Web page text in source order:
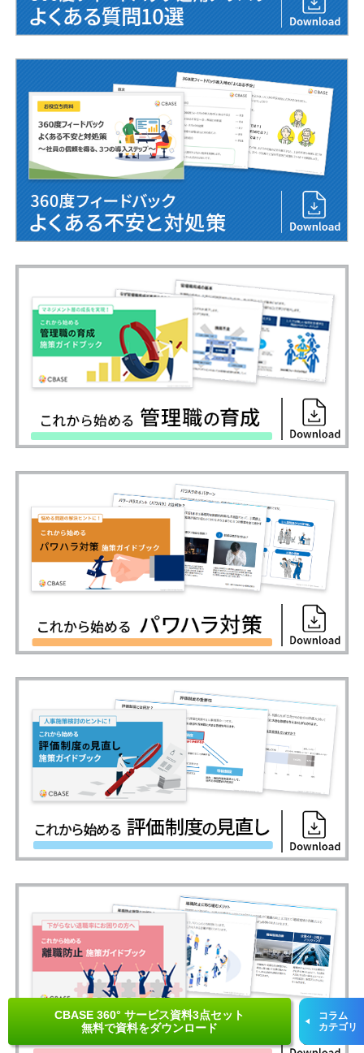
CBASE 360° サービス資料3点セット
無料で資料をダウンロード
コラム
カテゴリ